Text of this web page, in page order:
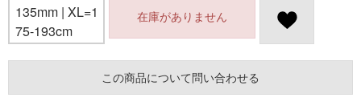
135mm | XL=1
75-193cm
在庫がありません
この商品について問い合わせる